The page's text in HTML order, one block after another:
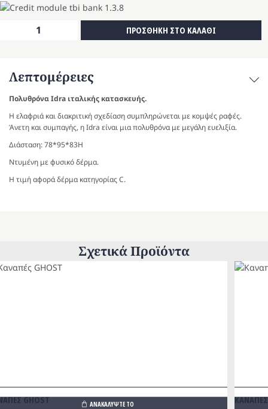
Πολυθρόνα
ΠΡΟΣΘΗΚΗ ΣΤΟ ΚΑΛΑΘΙ
Λεπτομέρειες
Πολυθρόνα Idra ιταλικής κατασκευής.
Η ελαφριά και διακριτική σχεδίαση συμπληρώνεται με κομψές ραφές.
Άνετη και συμπαγής, η Idra είναι μια πολυθρόνα με μεγάλη ευελιξία.
Διάσταση: 78*95*83Η
Ντυμένη με φυσικό δέρμα.
Η τιμή αφορά δέρμα κατηγορίας C.
Σχετικά Προϊόντα
GHOST ΑΝΑΚΑΛΥΨΤΕ ΤΟ